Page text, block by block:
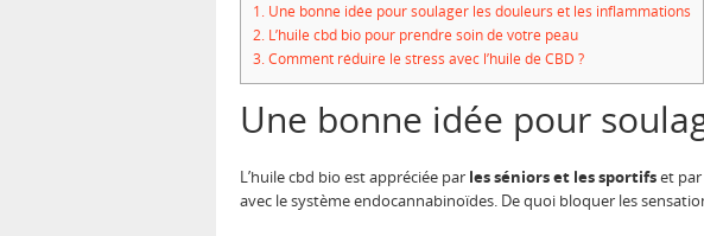
1. Une bonne idée pour soulager les douleurs et les inflammations
2. L’huile cbd bio pour prendre soin de votre peau
3.Comment réduire le stress avec l’huile de CBD ?
Une bonne idée pour
L’huile cbd bio est appréciée par les séniors et les sportifset
avec le système endocannabinoïdes. De quoi bloquer les